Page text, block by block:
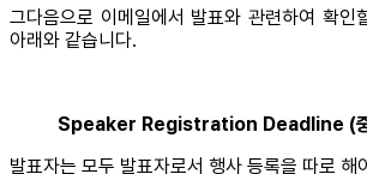
그다음으로 이메일에서 발표와 관련하여 확인
아래와 같습니다.
Speaker Registration Deadline (
발표자는 모두 발표자로서 행사 등록을 따로 해